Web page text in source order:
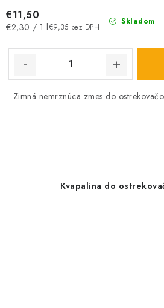
Skladom
€9,35 bez DPH
€11,50
Jednotková
€2,30 / 1 l
Zimná nemrznúca zmes do
Kvapalina do